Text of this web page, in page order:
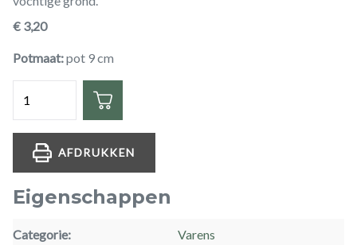
€ 3,20
Potmaat pot 9 cm
AFDRUKKEN
Eigenschappen
Categorie Varens